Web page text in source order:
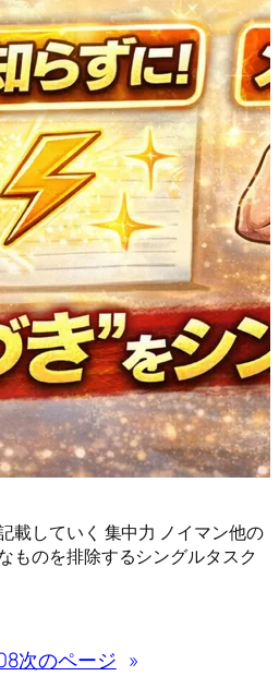
載していく 集中力 ノイマン他の
ものを排除するシングルタスク
次のページ »